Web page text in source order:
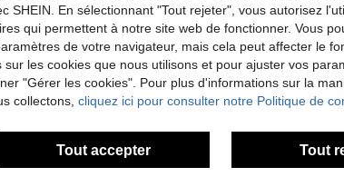
SHEIN. En sélectionnant "Tout rejeter", vous autorisez
qui permettent à notre site web de fonctionner. Vous
de votre navigateur, mais cela peut affecter le
les cookies que nous utilisons et pour ajuster vos
"Gérer les cookies". Pour plus d'informations sur la
collectons, cliquez ici pour consulter notre Politique de
Tout accepter Tout